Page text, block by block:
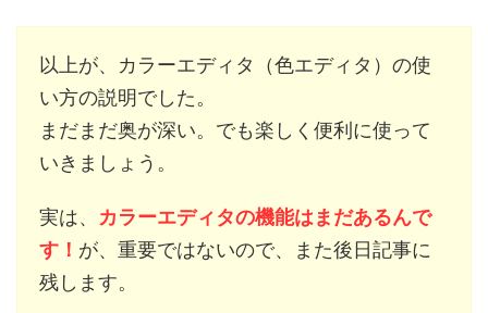
以上が、カラーエディタ（色エディタ）の使
い方の説明でした。
まだまだ奥が深い。でも楽しく便利に使って
いきましょう。
実は、 カラーエディタの機能はまだあるんで
す！ が、重要ではないので、また後日記事に
残します。